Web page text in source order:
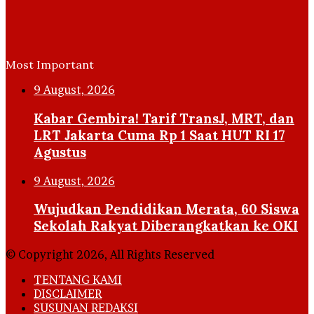
Most Important
9 August, 2026
Kabar Gembira! Tarif TransJ, MRT, dan
LRT Jakarta Cuma Rp 1 Saat HUT RI 17
Agustus
9 August, 2026
Wujudkan Pendidikan Merata, 60 Siswa
Sekolah Rakyat Diberangkatkan ke OKI
© Copyright 2026, All Rights Reserved
TENTANG KAMI
DISCLAIMER
SUSUNAN REDAKSI